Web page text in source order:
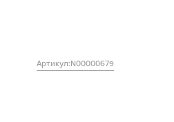
Артикул:N00000679